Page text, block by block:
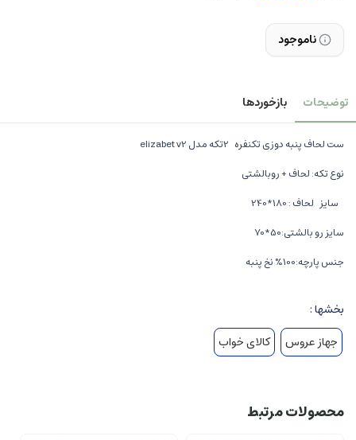
ناموجود
توضیحات بازخوردها
ست لحاف پنبه دوزی تکنفره 2تکه مدل elizabet v2
نوع تکه: لحاف + روبالشتی
سایز لحاف : 180*240
سایز رو بالشتی:50*70
جنس پارچه:100% نخ پنبه
بخشها :
جهاز عروس
کالای خواب
محصولات مرتبط